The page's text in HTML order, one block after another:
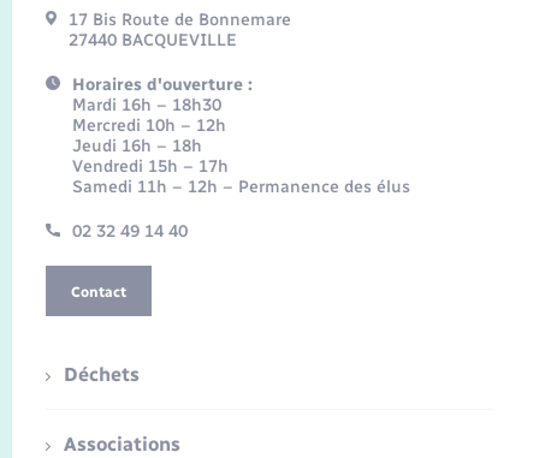
17 Bis Route de Bonnemare
27440 BACQUEVILLE
Horaires d'ouverture :
Mardi 16h – 18h30
Mercredi 10h – 12h
Jeudi 16h – 18h
Vendredi 15h – 17h
Samedi 11h – 12h – Permanence des élus
02 32 49 14 40
Contact
Déchets
Associations